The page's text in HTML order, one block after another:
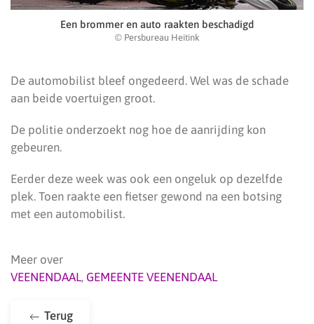
Een brommer en auto raakten beschadigd
© Persbureau Heitink
De automobilist bleef ongedeerd. Wel was de schade
aan beide voertuigen groot.
De politie onderzoekt nog hoe de aanrijding kon
gebeuren.
Eerder deze week was ook een ongeluk op dezelfde
plek. Toen raakte een fietser gewond na een botsing
met een automobilist.
Meer over
VEENENDAAL, GEMEENTE VEENENDAAL
Terug